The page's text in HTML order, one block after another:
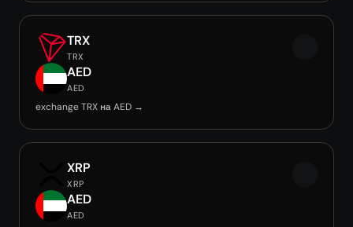
TRX
TRX
AED
AED
exchange TRX на AED →
XRP
XRP
AED
AED